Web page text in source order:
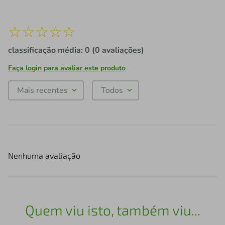
☆☆☆☆☆
classificação média: 0 (0 avaliações)
Faça login para avaliar este produto
Mais recentes Todos
Nenhuma avaliação
Quem viu isto, também viu...